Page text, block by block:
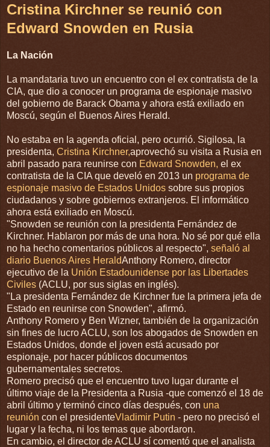
Cristina Kirchner se reunió con
Edward Snowden en Rusia
La Nación
La mandataria tuvo un encuentro con el ex contratista de la
CIA, que dio a conocer un programa de espionaje masivo
del gobierno de Barack Obama y ahora está exiliado en
Moscú, según el Buenos Aires Herald.
No estaba en la agenda oficial, pero ocurrió. Sigilosa, la
presidenta, Cristina Kirchner,aprovechó su visita a Rusia en
abril pasado para reunirse con Edward Snowden, el ex
contratista de la CIA que develó en 2013 un programa de
espionaje masivo de Estados Unidos sobre sus propios
ciudadanos y sobre gobiernos extranjeros. El informático
ahora está exiliado en Moscú.
"Snowden se reunión con la presidenta Fernández de
Kirchner. Hablaron por más de una hora. No sé por qué ella
no ha hecho comentarios públicos al respecto", señaló al
diario Buenos Aires HeraldAnthony Romero, director
ejecutivo de la Unión Estadounidense por las Libertades
Civiles (ACLU, por sus siglas en inglés).
"La presidenta Fernández de Kirchner fue la primera jefa de
Estado en reunirse con Snowden", afirmó.
Anthony Romero y Ben Wizner, también de la organización
sin fines de lucro ACLU, son los abogados de Snowden en
Estados Unidos, donde el joven está acusado por
espionaje, por hacer públicos documentos
gubernamentales secretos.
Romero precisó que el encuentro tuvo lugar durante el
último viaje de la Presidenta a Rusia -que comenzó el 18 de
abril último y terminó cinco días después, con una
reunión con el presidenteVladimir Putin - pero no precisó el
lugar y la fecha, ni los temas que abordaron.
En cambio, el director de ACLU sí comentó que el analista